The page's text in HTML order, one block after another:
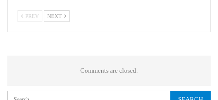
PREV NEXT
Comments are closed.